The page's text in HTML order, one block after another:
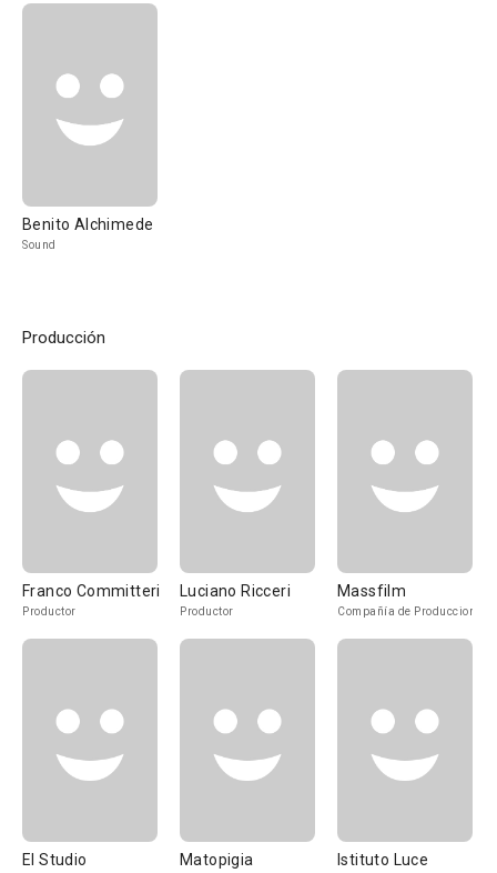
Benito Alchimede
Sound
Producción
Franco Committeri
Productor
Luciano Ricceri
Productor
Massfilm
Compañía de Produccion
El Studio Matopigia Istituto Luce